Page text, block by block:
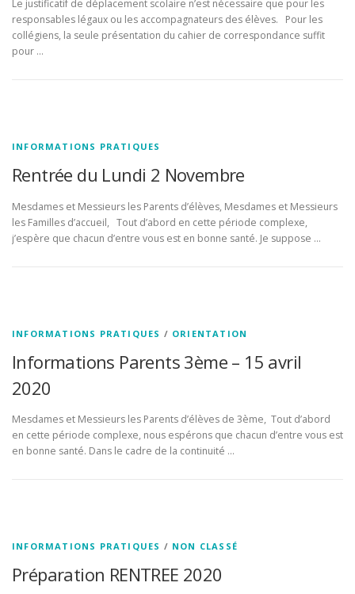
Le justificatif de déplacement scolaire n’est nécessaire que pour les
responsables légaux ou les accompagnateurs des élèves. Pour les
collégiens, la seule présentation du cahier de correspondance suffit
pour …
INFORMATIONS PRATIQUES
Rentrée du Lundi 2 Novembre
Mesdames et Messieurs les Parents d’élèves, Mesdames et Messieurs
les Familles d’accueil, Tout d’abord en cette période complexe,
j’espère que chacun d’entre vous est en bonne santé. Je suppose …
INFORMATIONS PRATIQUES / ORIENTATION
Informations Parents 3ème – 15 avril
2020
Mesdames et Messieurs les Parents d’élèves de 3ème, Tout d’abord
en cette période complexe, nous espérons que chacun d’entre vous est
en bonne santé. Dans le cadre de la continuité …
INFORMATIONS PRATIQUES / NON CLASSÉ
Préparation RENTREE 2020